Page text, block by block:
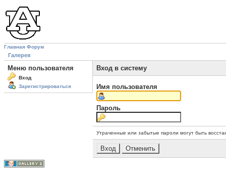
Главная Форум
Галерея
Меню пользователя
Вход
Зарегистрироваться
Вход в систему
Имя пользователя
Пароль
Утраченные или забытые пароли могут быть